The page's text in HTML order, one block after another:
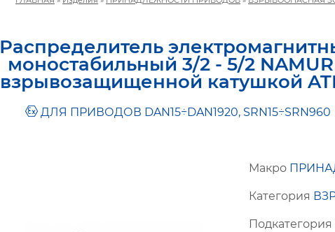
Распределитель
моностабильный 3/2 - 5/2
взрывозащищенной катушкой
ДЛЯ ПРИВОДОВ DAN15÷DAN1920, SRN15÷SRN960
Макро
Категория
Подкатегория